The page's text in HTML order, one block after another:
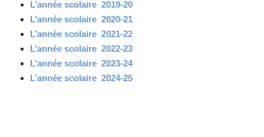
L’année scolaire 2019-20
L’année scolaire 2020-21
L’année scolaire 2021-22
L’année scolaire 2022-23
L’année scolaire 2023-24
L’année scolaire 2024-25